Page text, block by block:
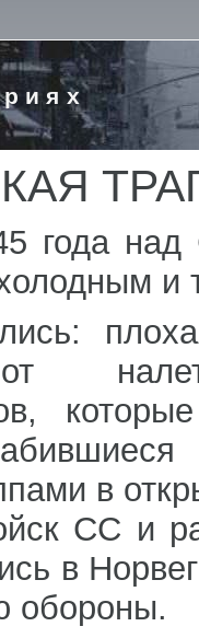
года над
и
в
СС и
в
обороны.